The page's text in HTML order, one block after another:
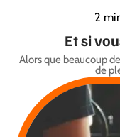
2
Et si
Alors que beaucoup
de